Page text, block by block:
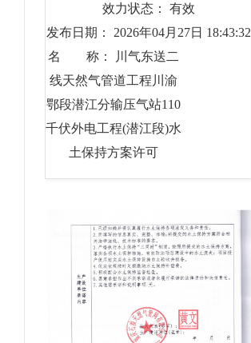
效力状态： 有效
发布日期： 2026年04月27日 18:43:32
名 称： 川气东送二
线天然气管道工程川渝
鄂段潜江分输压气站110
千伏外电工程(潜江段)水
土保持方案许可